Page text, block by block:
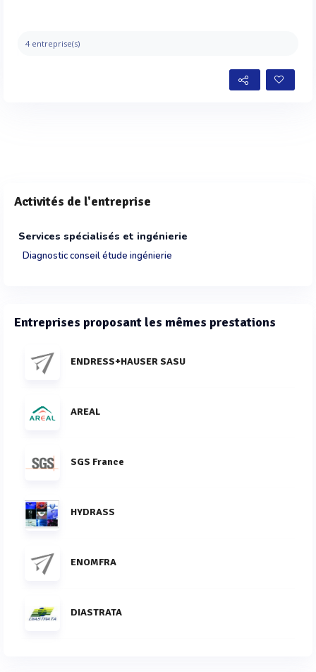
4 entreprise(s)
Activités de l'entreprise
Services spécialisés et ingénierie
Diagnostic conseil étude ingénierie
Entreprises proposant les mêmes prestations
ENDRESS+HAUSER SASU
AREAL
SGS France
HYDRASS
ENOMFRA
DIASTRATA